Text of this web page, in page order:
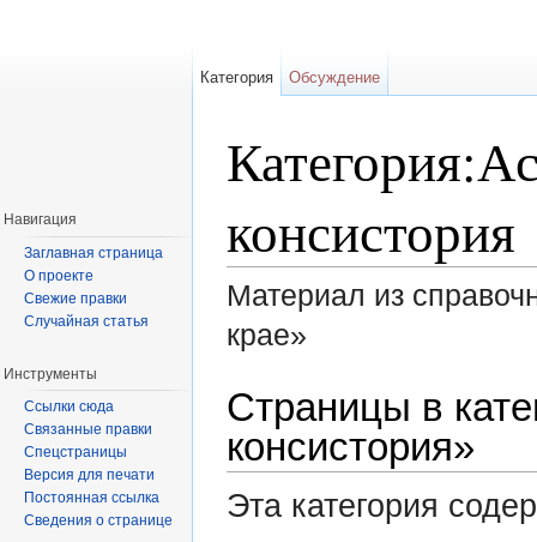
консистория
Материал из
крае»
Страницы в
консистория»
Эта категория
Категория Обсуждение
Навигация
Заглавная страница
О проекте
Свежие правки
Случайная статья
Инструменты
Ссылки сюда
Связанные правки
Спецстраницы
Версия для печати
Постоянная ссылка
Сведения о странице